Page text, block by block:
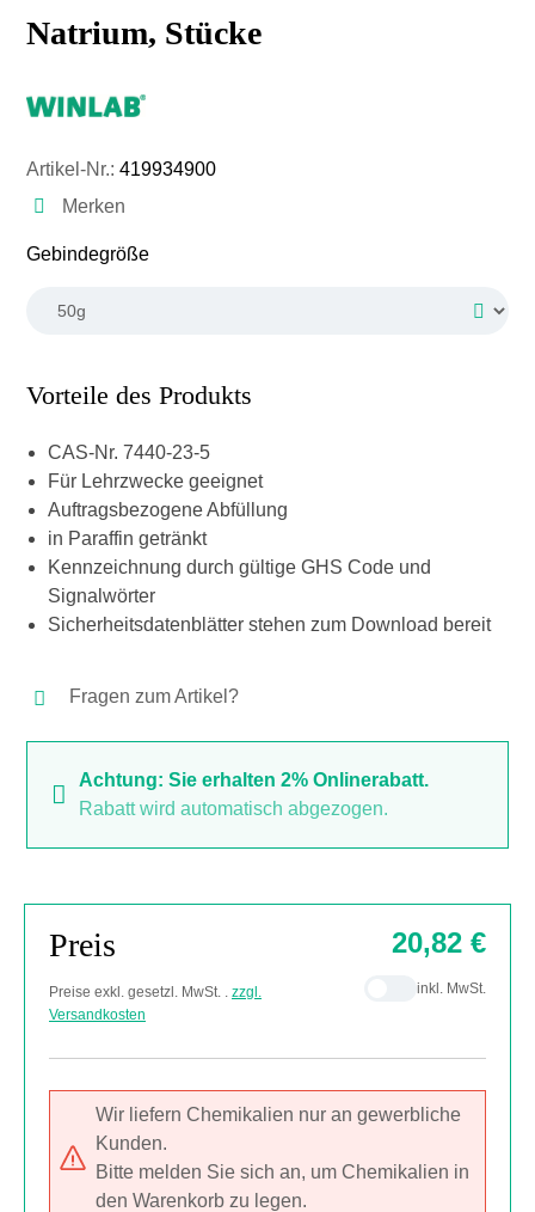
Natrium, Stücke
Artikel-Nr.: 419934900
Merken
Gebindegrößeauswählen
Vorteile des Produkts
CAS-Nr. 7440-23-5
Für Lehrzwecke geeignet
Auftragsbezogene Abfüllung
in Paraffin getränkt
Kennzeichnung durch gültige GHS Code und
Signalwörter
Sicherheitsdatenblätter stehen zum Download bereit
Fragen zum Artikel?
Achtung: Sie erhalten 2% Onlinerabatt.
Rabatt wird automatisch abgezogen.
Preis
Preise exkl. gesetzl. MwSt. . zzgl.
Versandkosten
20,82 €
inkl. MwSt.
Wir liefern Chemikalien nur an gewerbliche
Kunden.
Bitte melden Sie sich an, um Chemikalien in
den Warenkorb zu legen.